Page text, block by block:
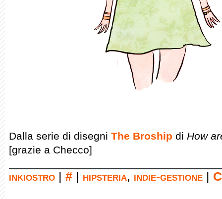
Dalla serie di disegni The Broship di How
[grazie a Checco]
inkiostro # hipsteria, indie-gestione